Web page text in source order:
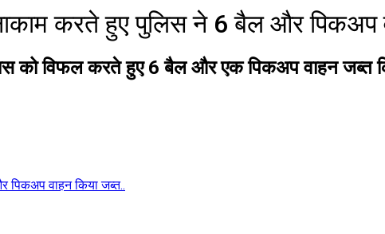
करते हुए पुलिस ने 6 बैल और पिकअप
को विफल करते हुए 6 बैल और एक पिकअप वाहन जब्त